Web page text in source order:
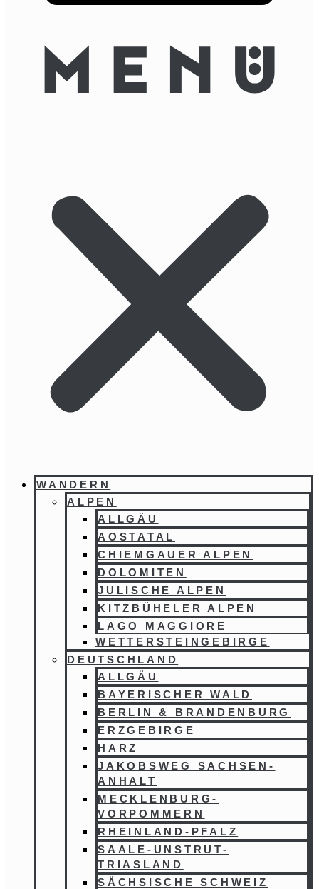
WANDERN
ALPEN
ALLGÄU
AOSTATAL
CHIEMGAUER ALPEN
DOLOMITEN
JULISCHE ALPEN
KITZBÜHELER ALPEN
LAGO MAGGIORE
WETTERSTEINGEBIRGE
DEUTSCHLAND
ALLGÄU
BAYERISCHER WALD
BERLIN & BRANDENBURG
ERZGEBIRGE
HARZ
JAKOBSWEG SACHSEN-
ANHALT
MECKLENBURG-
VORPOMMERN
RHEINLAND-PFALZ
SAALE-UNSTRUT-
TRIASLAND
SÄCHSISCHE SCHWEIZ